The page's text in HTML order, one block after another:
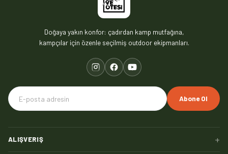
Doğaya yakın konfor: çadırdan kamp mutfağına,
kampçılar için özenle seçilmiş outdoor ekipmanları.
Abone Ol
ALIŞVERIŞ +